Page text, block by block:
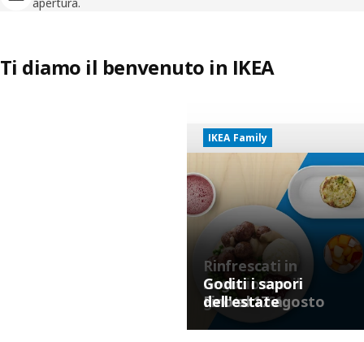
Ti diamo il benvenuto in IKEA
Rinfrescati in
negozio con il
gelato a €1
Fino al 17 agosto
Metti in pausa il video
Saldi fino al 50%
Il 15 agosto
siamo aperti,
verifica gli orari
del negozio
IKEA Family
Goditi i sapori
dell'estate